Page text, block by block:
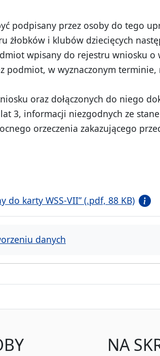
podpisany przez osoby do tego
żłobków i klubów dziecięcych
wpisany do rejestru wniosku o
podmiot, w wyznaczonym
oraz dołączonych do niego
3, informacji niezgodnych ze
orzeczenia zakazującego
do karty WSS-VII” (.pdf, 88 KB)
danych
NA